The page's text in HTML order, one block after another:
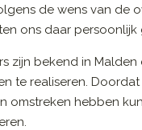
de wens van de
ons daar persoonlijk
zijn bekend in
te realiseren.
omstreken hebben